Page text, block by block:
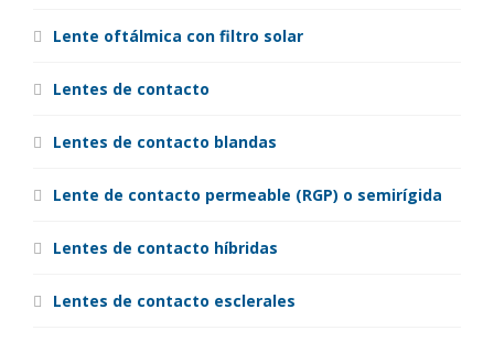
Lente oftálmica con filtro solar
Lentes de contacto
Lentes de contacto blandas
Lente de contacto permeable (RGP) o semirígida
Lentes de contacto híbridas
Lentes de contacto esclerales